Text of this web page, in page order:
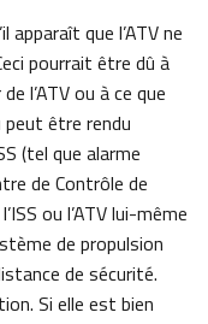
que l’ATV ne
pourrait être dû à
l’ATV ou à ce que
être rendu
(tel que alarme
de Contrôle de
ou l’ATV lui-même
de propulsion
de sécurité.
Si elle est bien